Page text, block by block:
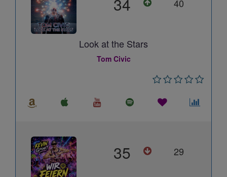
40
Look at the Stars
Tom Civic
35 29